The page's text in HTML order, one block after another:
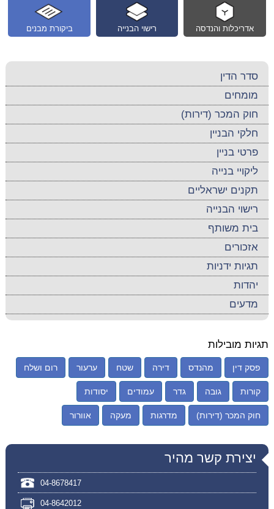
ביקורת מבנים רישוי הבנייה אדריכלות והנדסה
סדר הדין
מומחים
חוק המכר (דירות)
חלקי הבניין
פרטי בניין
ליקויי בנייה
תקנים ישראליים
רישוי הבנייה
בית משותף
אזכורים
תגיות ידניות
יהדות
מדעים
תגיות מובילות
פסק דין מהנדס דירה שטח ערעור רום ושלח
קורות גובה גדר עמודים יסודות
חוק המכר (דירות) מדרגות מעקה אוורור
יצירת קשר מהיר
04-8678417
04-8642012